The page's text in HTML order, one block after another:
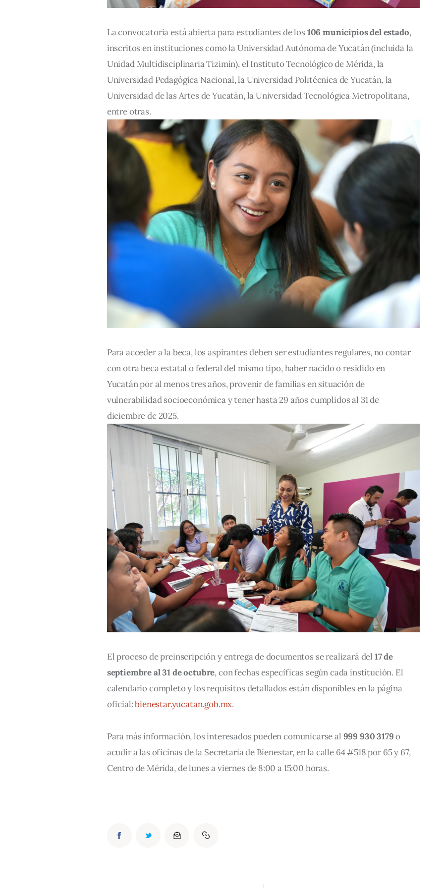
La convocatoria está abierta para estudiantes de los 106 municipios del estado,
inscritos en instituciones como la Universidad Autónoma de Yucatán (incluida la
Unidad Multidisciplinaria Tizimín), el Instituto Tecnológico de Mérida, la
Universidad Pedagógica Nacional, la Universidad Politécnica de Yucatán, la
Universidad de las Artes de Yucatán, la Universidad Tecnológica Metropolitana,
entre otras.
Para acceder a la beca, los aspirantes deben ser estudiantes regulares, no contar
con otra beca estatal o federal del mismo tipo, haber nacido o residido en
Yucatán por al menos tres años, provenir de familias en situación de
vulnerabilidad socioeconómica y tener hasta 29 años cumplidos al 31 de
diciembre de 2025.
El proceso de preinscripción y entrega de documentos se realizará del 17 de
septiembre al 31 de octubre, con fechas específicas según cada institución. El
calendario completo y los requisitos detallados están disponibles en la página
oficial: bienestar.yucatan.gob.mx.
Para más información, los interesados pueden comunicarse al 999 930 3179 o
acudir a las oficinas de la Secretaría de Bienestar, en la calle 64 #518 por 65 y 67,
Centro de Mérida, de lunes a viernes de 8:00 a 15:00 horas.